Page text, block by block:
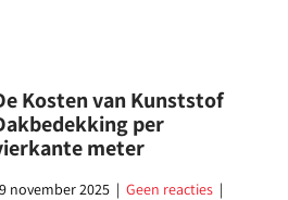
Kosten van Kunststof
per
meter
november 2025 |Geen reacties |